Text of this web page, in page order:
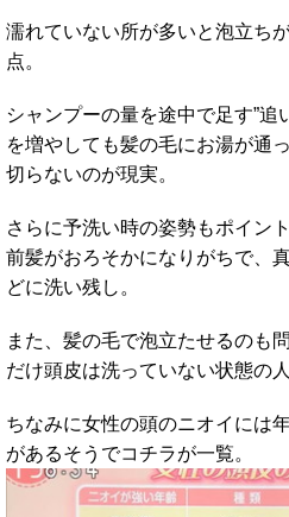
濡れていない所が多いと泡立ち
点。
シャンプーの量を途中で足す”追
を増やしても髪の毛にお湯が通
切らないのが現実。
さらに予洗い時の姿勢もポイン
前髪がおろそかになりがちで、
どに洗い残し。
また、髪の毛で泡立たせるのも
だけ頭皮は洗っていない状態の人
ちなみに女性の頭のニオイには
があるそうでコチラが一覧。